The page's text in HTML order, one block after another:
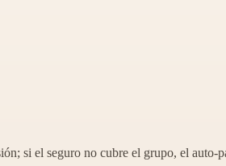
si el seguro no cubre el grupo, el auto-